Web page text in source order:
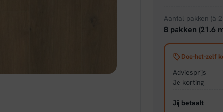
Aantal pakken (à
8 pakken (21.6
Doe-het-zelf
Adviesprijs
Je korting
Jij betaalt